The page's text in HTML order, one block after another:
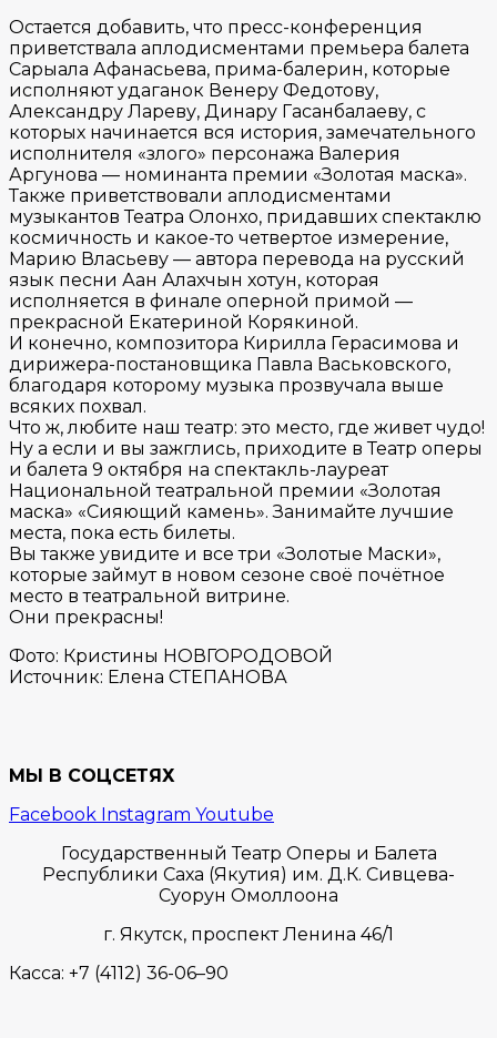
Остается добавить, что пресс-конференция
приветствала аплодисментами премьера балета
Сарыала Афанасьева, прима-балерин, которые
исполняют удаганок Венеру Федотову,
Александру Лареву, Динару Гасанбалаеву, с
которых начинается вся история, замечательного
исполнителя «злого» персонажа Валерия
Аргунова — номинанта премии «Золотая маска».
Также приветствовали аплодисментами
музыкантов Театра Олонхо, придавших спектаклю
космичность и какое-то четвертое измерение,
Марию Власьеву — автора перевода на русский
язык песни Аан Алахчын хотун, которая
исполняется в финале оперной примой —
прекрасной Екатериной Корякиной.
И конечно, композитора Кирилла Герасимова и
дирижера-постановщика Павла Васьковского,
благодаря которому музыка прозвучала выше
всяких похвал.
Что ж, любите наш театр: это место, где живет чудо!
Ну а если и вы зажглись, приходите в Театр оперы
и балета 9 октября на спектакль-лауреат
Национальной театральной премии «Золотая
маска» «Сияющий камень». Занимайте лучшие
места, пока есть билеты.
Вы также увидите и все три «Золотые Маски»,
которые займут в новом сезоне своё почётное
место в театральной витрине.
Они прекрасны!
Фото: Кристины НОВГОРОДОВОЙ
Источник: Елена СТЕПАНОВА
МЫ В СОЦСЕТЯХ
Facebook Instagram Youtube
Государственный Театр Оперы и Балета
Республики Саха (Якутия) им. Д.К. Сивцева-
Суорун Омоллоона
г. Якутск, проспект Ленина 46/1
Касса: +7 (4112) 36-06–90